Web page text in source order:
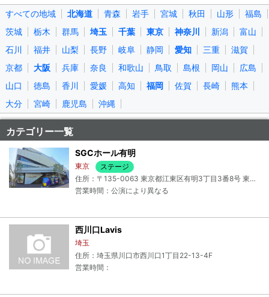
すべての地域
北海道 青森 岩手 宮城 秋田 山形
福島
茨城
栃木 群馬 埼玉 千葉 東京 神奈川 新潟
富山
石川
福井 山梨 長野 岐阜 静岡 愛知 三重
滋賀
京都
大阪 兵庫 奈良 和歌山 鳥取 島根 岡山
広島
山口
徳島 香川 愛媛 高知 福岡 佐賀 長崎
熊本
大分
宮崎 鹿児島 沖縄
カテゴリー一覧
SGCホール有明
東京
ステージ
住所：〒135-0063 東京都江東区有明3丁目3番8号 東京ドリームパーク1階
営業時間：公演により異なる
西川口Lavis
埼玉
住所：埼玉県川口市西川口1丁目22-13-4F
営業時間：